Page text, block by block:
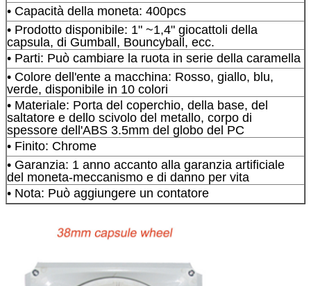
• Capacità della moneta: 400pcs
• Prodotto disponibile: 1" ~1,4" giocattoli della
capsula, di Gumball, Bouncyball, ecc.
• Parti: Può cambiare la ruota in serie della caramella
• Colore dell'ente a macchina: Rosso, giallo, blu,
verde, disponibile in 10 colori
• Materiale: Porta del coperchio, della base, del
saltatore e dello scivolo del metallo, corpo di
spessore dell'ABS 3.5mm del globo del PC
• Finito: Chrome
• Garanzia: 1 anno accanto alla garanzia artificiale
del moneta-meccanismo e di danno per vita
• Nota: Può aggiungere un contatore